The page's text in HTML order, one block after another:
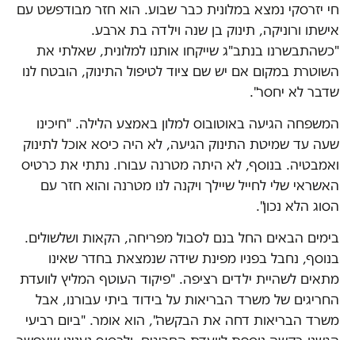
חי יזרסקי נמצא במלונית כבר שבוע. הוא חזר מבודפשט עם
אישתו ורוניקה, תינוק בן שנה וילדה בת ארבע.
"כשהתבשרנו בנתב"ג שייקחו אותנו למלונית, שאלתי את
השוטרת במקום אם יש שם ציוד לטיפול התינוק, הובטח לנו
שדבר לא יחסר".
המשפחה הגיעה באוטובוס למלון באמצע הלילה. "חיכינו
שעה עד שמיטת התינוק הגיעה, לא היה כיסא אוכל לתינוק
ואמבטיה. בנוסף, לא היתה מטרנה עבורו. נתתי את כרטיס
האשראי שלי לחייל שיילך ויקנה לנו מטרנה והוא חזר עם
הסוג הלא נכון".
בימים הבאים החל בנם לסבול מפריחה, הקאות ושלשולים.
בנוסף, נחבל בפניו מפינת שידה שנמצאת בחדר שאינו
מתאים לשהיית ילדים רציפה. "פיקוד העוטף המליץ לוועדת
החריגים של משרד הבריאות על בידוד ביתי עבורנו, אבל
משרד הבריאות דחה את הבקשה", הוא אומר. "ביום רביעי